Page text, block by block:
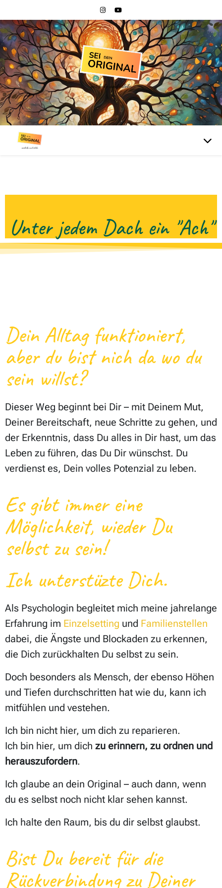
Unter jedem Dach ein "Ach"
Dein Alltag funktioniert,
aber du bist nich da wo du
sein willst?
Dieser Weg beginnt bei Dir – mit Deinem Mut,
Deiner Bereitschaft, neue Schritte zu gehen, und
der Erkenntnis, dass Du alles in Dir hast, um das
Leben zu führen, das Du Dir wünschst. Du
verdienst es, Dein volles Potenzial zu leben.
Es gibt immer eine
Möglichkeit, wieder Du
selbst zu sein!
Ich unterstüzte Dich.
Als Psychologin begleitet mich meine jahrelange
Erfahrung im Einzelsetting und Familienstellen
dabei, die Ängste und Blockaden zu erkennen,
die Dich zurückhalten Du selbst zu sein.
Doch besonders als Mensch, der ebenso Höhen
und Tiefen durchschritten hat wie du, kann ich
mitfühlen und vestehen.
Ich bin nicht hier, um dich zu reparieren.
Ich bin hier, um dich zu erinnern, zu ordnen und
herauszufordern.
Ich glaube an dein Original – auch dann, wenn
du es selbst noch nicht klar sehen kannst.
Ich halte den Raum, bis du dir selbst glaubst.
Bist Du bereit für die
Rückverbindung zu Deiner